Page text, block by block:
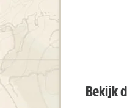
Bekijk